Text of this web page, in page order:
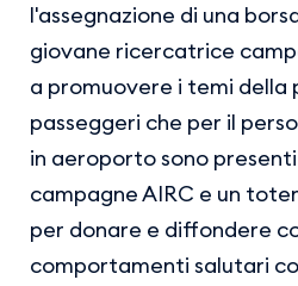
l'assegnazione di una
giovane ricercatrice
a promuovere i temi della
passeggeri che per il
in aeroporto sono
campagne AIRC e un
per donare e diffondere
comportamenti salutari